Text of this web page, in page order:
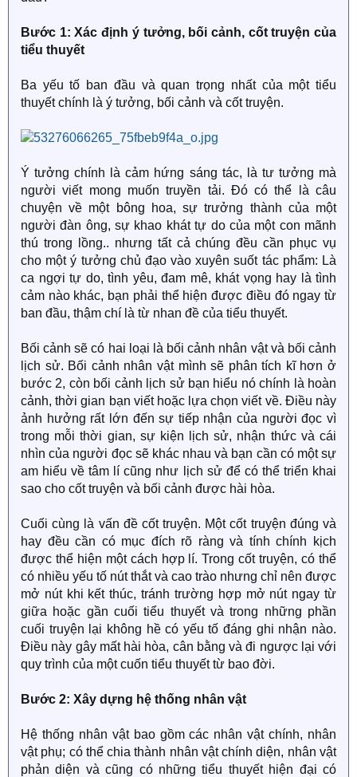
Bước 1: Xác định ý tưởng, bối cảnh, cốt truyện của
tiểu thuyết
Ba yếu tố ban đầu và quan trọng nhất của một tiểu
thuyết chính là ý tưởng, bối cảnh và cốt truyện.
Ý tưởng chính là cảm hứng sáng tác, là tư tưởng mà
người viết mong muốn truyền tải. Đó có thể là câu
chuyện về một bông hoa, sự trưởng thành của một
người đàn ông, sự khao khát tự do của một con mãnh
thú trong lồng.. nhưng tất cả chúng đều cần phục vụ
cho một ý tưởng chủ đạo vào xuyên suốt tác phẩm: Là
ca ngợi tự do, tình yêu, đam mê, khát vọng hay là tình
cảm nào khác, bạn phải thể hiện được điều đó ngay từ
ban đầu, thậm chí là từ nhan đề của tiểu thuyết.
Bối cảnh sẽ có hai loại là bối cảnh nhân vật và bối cảnh
lịch sử. Bối cảnh nhân vật mình sẽ phân tích kĩ hơn ở
bước 2, còn bối cảnh lịch sử bạn hiểu nó chính là hoàn
cảnh, thời gian bạn viết hoặc lựa chọn viết về. Điều này
ảnh hưởng rất lớn đến sự tiếp nhận của người đọc vì
trong mỗi thời gian, sự kiện lịch sử, nhận thức và cái
nhìn của người đọc sẽ khác nhau và bạn cần có một sự
am hiểu về tâm lí cũng như lịch sử để có thể triển khai
sao cho cốt truyện và bối cảnh được hài hòa.
Cuối cùng là vấn đề cốt truyện. Một cốt truyện đúng và
hay đều cần có mục đích rõ ràng và tính chính kịch
được thể hiện một cách hợp lí. Trong cốt truyện, có thể
có nhiều yếu tố nút thắt và cao trào nhưng chỉ nên được
mở nút khi kết thúc, tránh trường hợp mở nút ngay từ
giữa hoặc gần cuối tiểu thuyết và trong những phần
cuối truyện lại không hề có yếu tố đáng ghi nhận nào.
Điều này gây mất hài hòa, cân bằng và đi ngược lại với
quy trình của một cuốn tiểu thuyết từ bao đời.
Bước 2: Xây dựng hệ thống nhân vật
Hệ thống nhân vật bao gồm các nhân vật chính, nhân
vật phụ; có thể chia thành nhân vật chính diện, nhân vật
phản diện và cũng có những tiểu thuyết hiện đại có